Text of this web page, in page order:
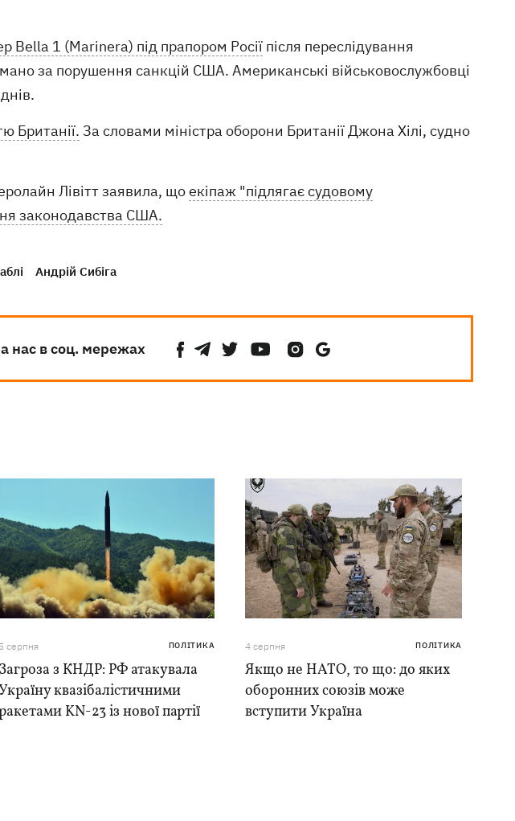
Bella 1 (Marinera) під прапором Росії після переслідування
за порушення санкцій США. Американські військовослужбовці
Британії. За словами міністра оборони Британії Джона Хілі, судно
Лівітт заявила, щоекіпаж "підлягає судовому
законодавства США.
Андрій Сибіга
нас в соц. мережах
5 серпня ПОЛІТИКА
Загроза з КНДР: РФ атакувала
квазібалістичними
KN-23 із нової партії
4 серпня ПОЛІТИКА
Якщо не НАТО, то що: до яких
оборонних союзів може
вступити Україна